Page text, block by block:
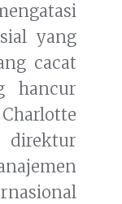
yang
cacat
hancur